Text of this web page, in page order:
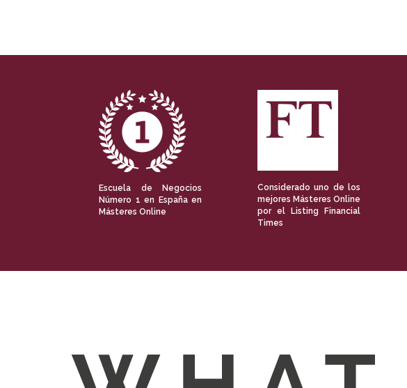
Escuela de Negocios
Número 1 en España en
Másteres Online
Considerado uno de los
mejores Másteres Online
por el Listing Financial
Times